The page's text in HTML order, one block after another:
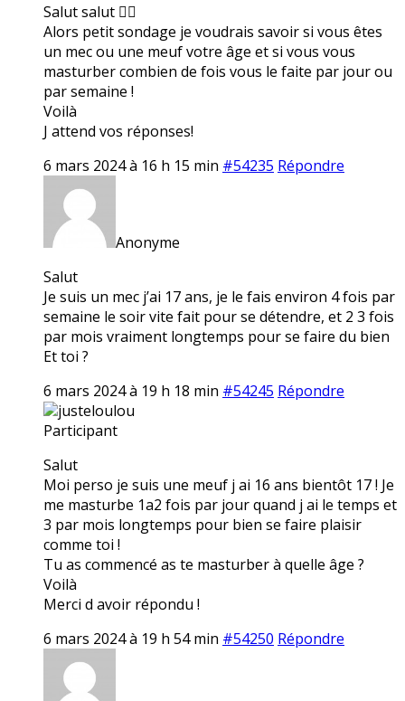
Salut salut ✌🏼
Alors petit sondage je voudrais savoir si vous êtes
un mec ou une meuf votre âge et si vous vous
masturber combien de fois vous le faite par jour ou
par semaine !
Voilà
J attend vos réponses!
6 mars 2024 à 16 h 15 min #54235 Répondre
Anonyme
Salut
Je suis un mec j’ai 17 ans, je le fais environ 4 fois par
semaine le soir vite fait pour se détendre, et 2 3 fois
par mois vraiment longtemps pour se faire du bien
Et toi ?
6 mars 2024 à 19 h 18 min #54245 Répondre
justeloulou
Participant
Salut
Moi perso je suis une meuf j ai 16 ans bientôt 17 ! Je
me masturbe 1a2 fois par jour quand j ai le temps et
3 par mois longtemps pour bien se faire plaisir
comme toi !
Tu as commencé as te masturber à quelle âge ?
Voilà
Merci d avoir répondu !
6 mars 2024 à 19 h 54 min #54250 Répondre